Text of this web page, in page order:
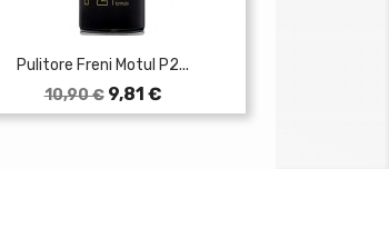
Pulitore Freni Motul P2...
Prezzo
base
10,90 € Prezzo
9,81 €